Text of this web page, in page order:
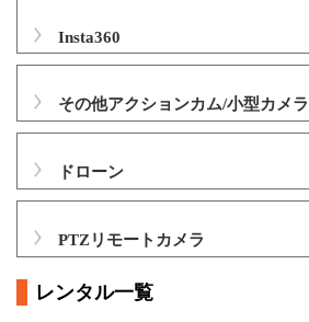
Insta360
その他アクションカム/小型カメラ
ドローン
PTZリモートカメラ
レンタル一覧